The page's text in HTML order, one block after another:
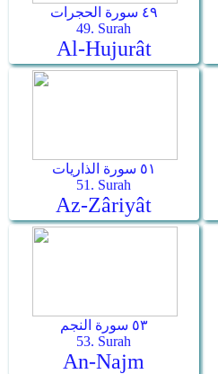
٤٩ سورة الحجرات
49. Surah
Al-Hujurât
٥١ سورة الذاريات
51. Surah
Az-Zâriyât
٥٣ سورة النجم
53. Surah
An-Najm